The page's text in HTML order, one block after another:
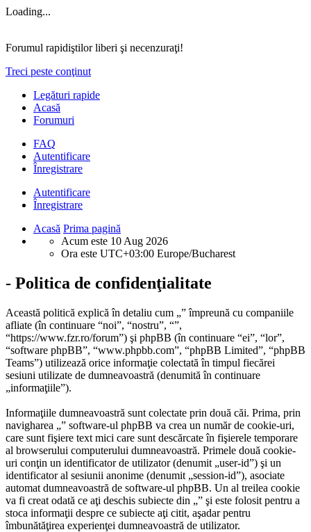
Loading...
Forumul rapidiştilor liberi şi necenzuraţi!
Treci peste conţinut
Legături rapide
Acasă
Forumuri
FAQ
Autentificare
Înregistrare
Autentificare
Înregistrare
Acasă Prima pagină
Acum este 10 Aug 2026
Ora este UTC+03:00 Europe/Bucharest
- Politica de confidenţialitate
Această politică explică în detaliu cum „” împreună cu companiile
afliate (în continuare “noi”, “nostru”, “”,
“https://www.fzr.ro/forum”) şi phpBB (în continuare “ei”, “lor”,
“software phpBB”, “www.phpbb.com”, “phpBB Limited”, “phpBB
Teams”) utilizează orice informaţie colectată în timpul fiecărei
sesiuni utilizate de dumneavoastră (denumită în continuare
„informaţiile”).
Informaţiile dumneavoastră sunt colectate prin două căi. Prima, prin
navigharea „” software-ul phpBB va crea un număr de cookie-uri,
care sunt fişiere text mici care sunt descărcate în fişierele temporare
al browserului computerului dumneavoastră. Primele două cookie-
uri conţin un identificator de utilizator (denumit „user-id”) şi un
identificator al sesiunii anonime (denumit „session-id”), asociate
automat dumneavoastră de software-ul phpBB. Un al treilea cookie
va fi creat odată ce aţi deschis subiecte din „” şi este folosit pentru a
stoca informaţii despre ce subiecte aţi citit, aşadar pentru
îmbunătăţirea experienţei dumneavoastră de utilizator.